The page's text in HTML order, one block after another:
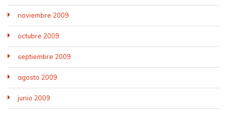
noviembre 2009
octubre 2009
septiembre 2009
agosto 2009
junio 2009